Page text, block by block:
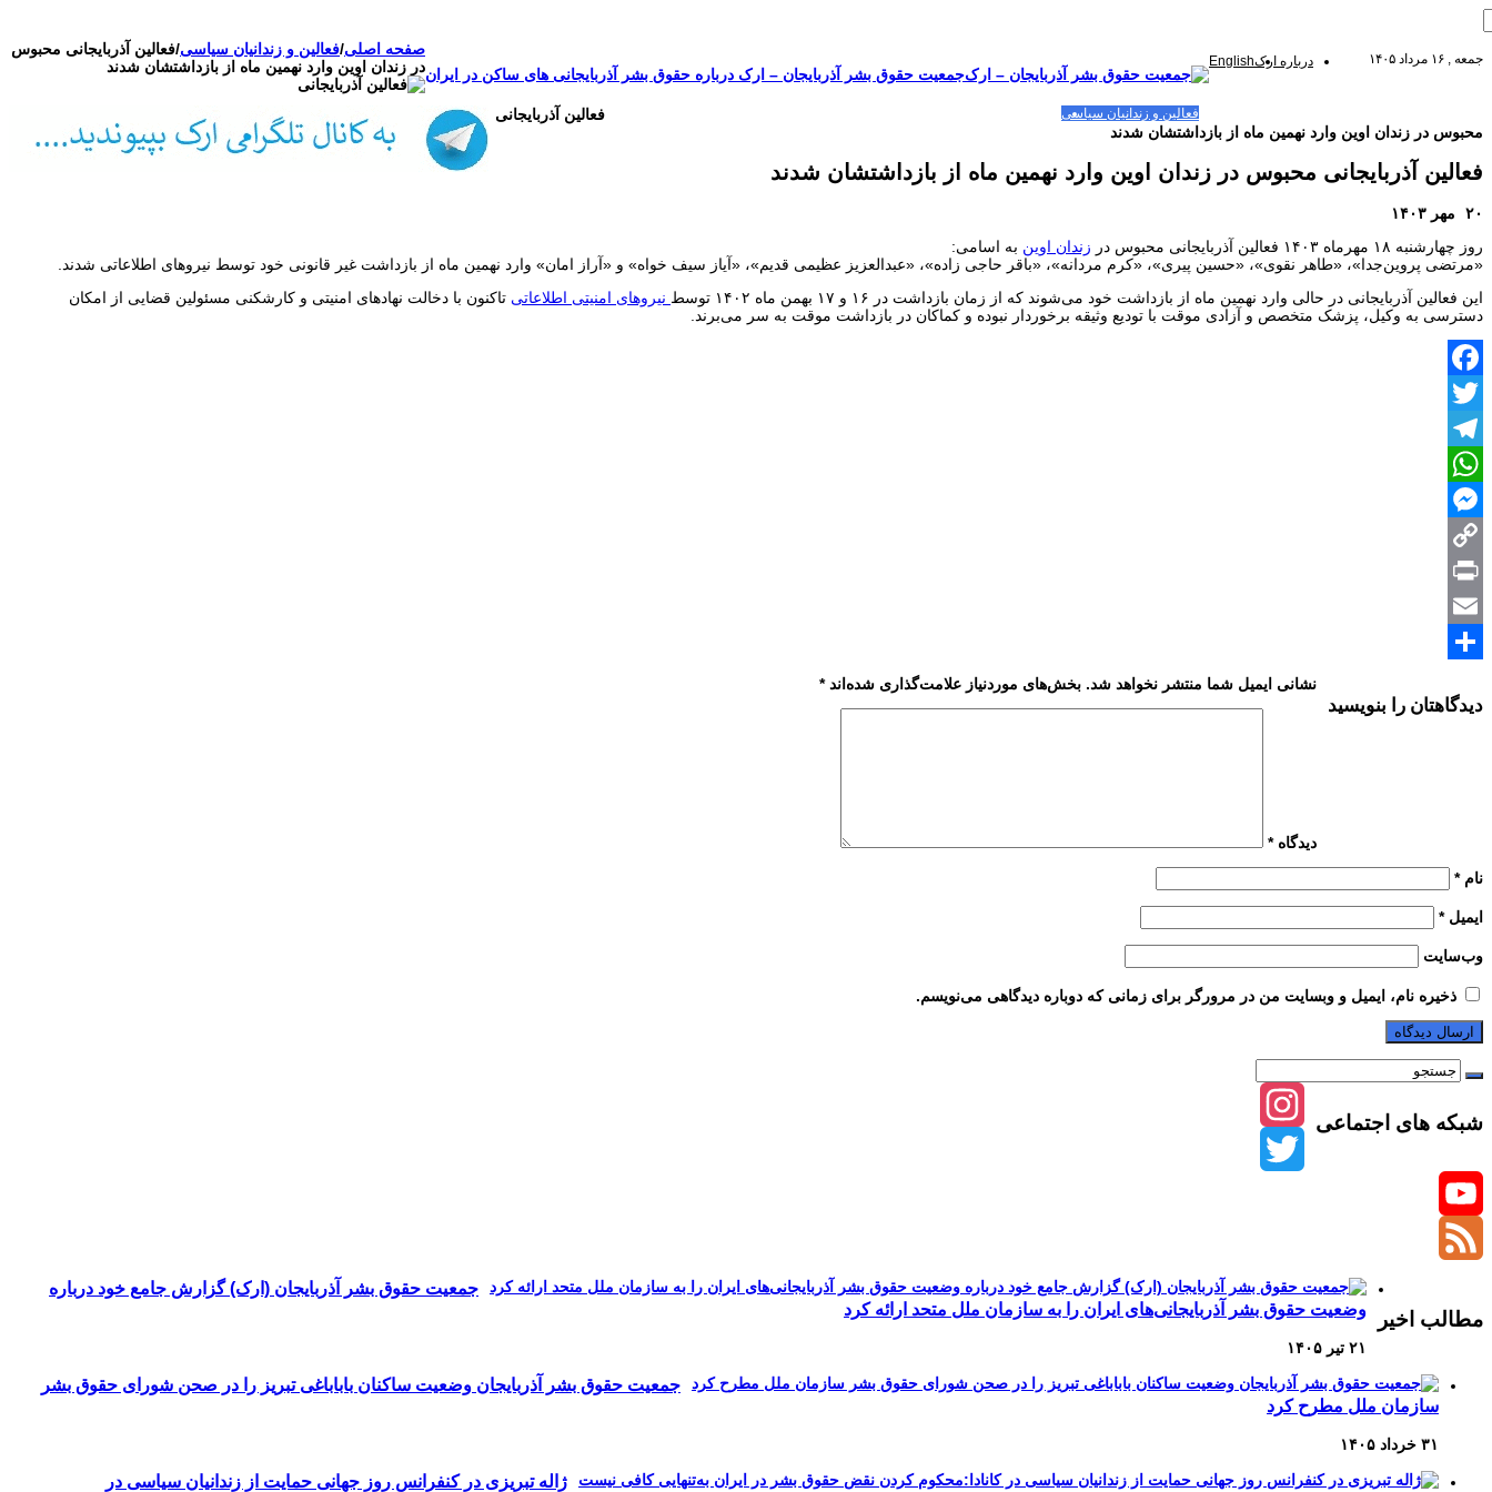
جمعه , ۱۶ مرداد ۱۴۰۵ درباره ارکEnglish
جمعیت حقوق بشر آذربایجان – ارک درباره حقوق بشر آذربایجانی های ساکن در ایران
فعالین و زندانیان سیاسی
صفحه اصلی/فعالین و زندانیان سیاسی/فعالین آذربایجانی محبوس
در زندان اوین وارد نهمین‌ ماه‌ از بازداشتشان شدند
فعالین آذربایجانی
محبوس در زندان اوین وارد نهمین‌ ماه‌ از بازداشتشان شدند
فعالین آذربایجانی محبوس در زندان اوین وارد نهمین‌ ماه‌ از بازداشتشان شدند
۲۰ مهر ۱۴۰۳
روز‌ چهارشنبه‌ ۱۸ مهرماه‌ ۱۴۰۳ فعالین آذربایجانی محبوس در
زندان اوین به اسامی:
«مرتضی پروین‌جدا»، «طاهر نقوی»، «حسین پیری»، «کرم مردانه»، «باقر حاجی زاده»، «عبدالعزیز عظیمی قدیم»، «آیاز سیف خواه» و «آراز امان» وارد‌ نهمین ماه از بازداشت‌ غیر قانونی خود توسط نیروهای اطلاعاتی شدند.
این فعالین آذربایجانی در حالی وارد نهمین‌ ماه‌ از بازداشت خود می‌شوند که از زمان بازداشت در ۱۶ و ۱۷ بهمن ماه ۱۴۰۲ توسط
نیروهای امنیتی اطلاعاتی تاکنون با دخالت نهادهای امنیتی و کارشکنی مسئولین قضایی از امکان
دسترسی به وکیل، پزشک متخصص و آزادی موقت با تودیع وثیقه برخوردار نبوده و کماکان در بازداشت موقت به سر می‌برند.
Facebook
Twitter
Telegram
WhatsApp
Messenger
Copy
Link
Print
Email
دیدگاهتان را بنویسید
نشانی ایمیل شما منتشر نخواهد شد. بخش‌های موردنیاز علامت‌گذاری شده‌اند*
دیدگاه*
نام*
ایمیل*
وب‌سایت
ذخیره نام، ایمیل و وبسایت من در مرورگر برای زمانی که دوباره دیدگاهی می‌نویسم.
شبکه های اجتماعی
Instagram
Twitter
YouTube
مطالب اخیر
جمعیت حقوق بشر آذربایجان (ارک) گزارش جامع خود درباره
وضعیت حقوق بشر آذربایجانی‌های ایران را به سازمان ملل متحد ارائه کرد
۲۱ تیر ۱۴۰۵
جمعیت حقوق بشر آذربایجان وضعیت ساکنان باباباغی تبریز را در صحن شورای حقوق بشر
سازمان ملل مطرح کرد
۳۱ خرداد ۱۴۰۵
ژاله تبریزی در کنفرانس روز جهانی حمایت از زندانیان سیاسی در